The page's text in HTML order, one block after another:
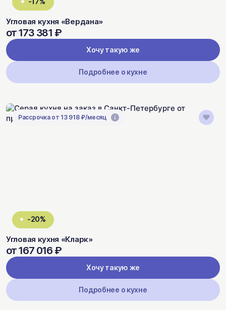
Угловая кухня «Вердана»
от 173 381 ₽
Хочу такую же
Подробнее о кухне
Рассрочка от 13 918 ₽/месяц
-20%
Угловая кухня «Кларк»
от 167 016 ₽
Хочу такую же
Подробнее о кухне